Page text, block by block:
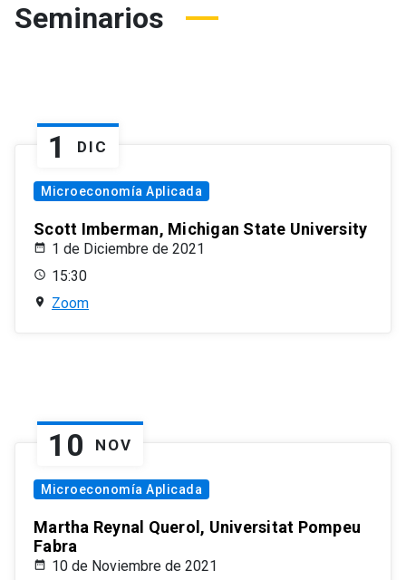
Seminarios
1 DIC
Microeconomía Aplicada
Scott Imberman, Michigan State University
1 de Diciembre de 2021
15:30
Zoom
10 NOV
Microeconomía Aplicada
Martha Reynal Querol, Universitat Pompeu
Fabra
10 de Noviembre de 2021